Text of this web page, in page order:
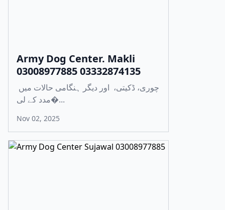
Army Dog Center. Makli
03008977885 03332874135
مدد کے لی�...
Nov 02, 2025